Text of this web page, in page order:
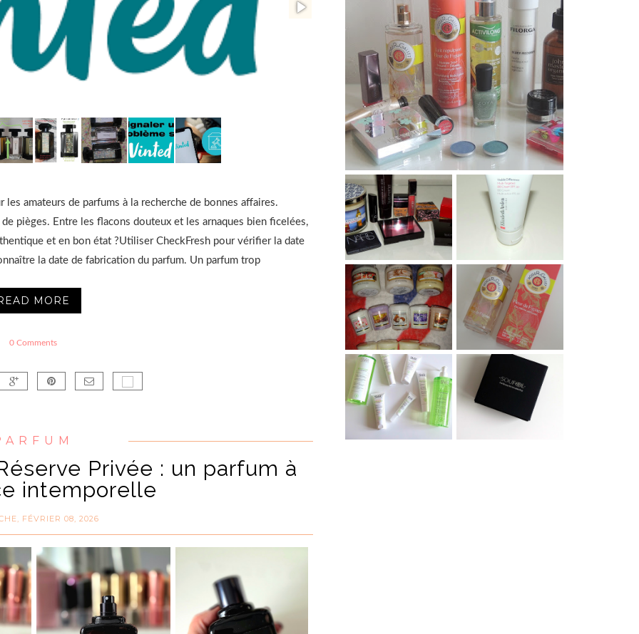
amateurs de parfums à la recherche de bonnes affaires.
pièges. Entre les flacons douteux et les arnaques bien ficelées,
et en bon état ?Utiliser CheckFresh pour vérifier la date
la date de fabrication du parfum. Un parfum trop
MORE
0 Comments
Privée : un parfum à
intemporelle
FÉVRIER 08, 2026